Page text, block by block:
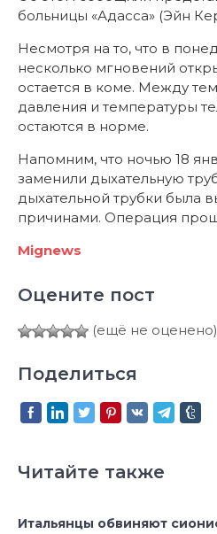
больницы «Адасса» (Эйн
Несмотря на то, что в
несколько мгновений
остается в коме. Между
давления и температуры
остаются в норме.
Напомним, что ночью 18
заменили дыхательную
дыхательной трубки была
причинами. Операция
Mignews
Оцените пост
(ещё не оценено)
Поделиться
Читайте также
Итальянцы обвиняют